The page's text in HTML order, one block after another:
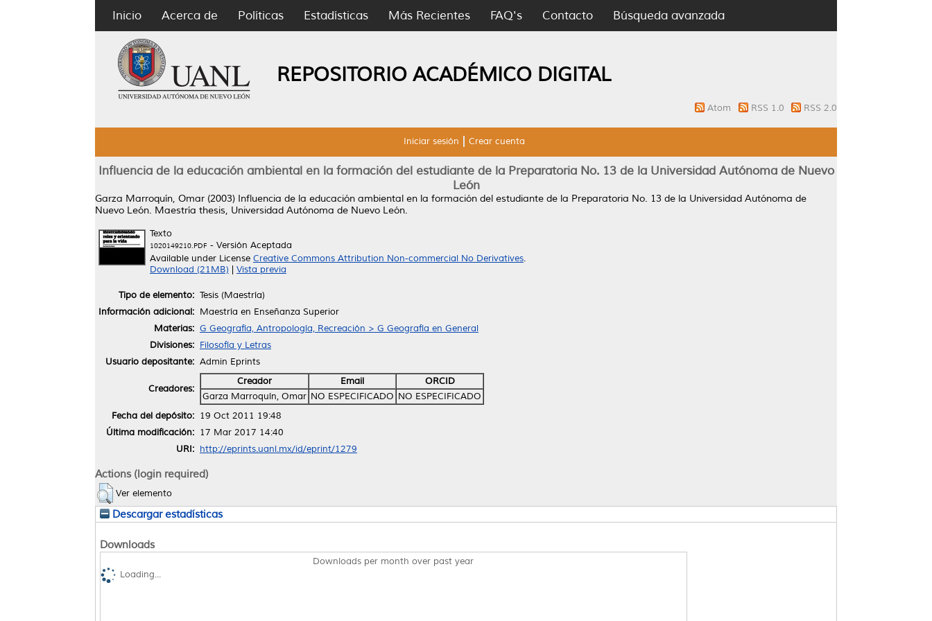
Inicio Acerca de Políticas Estadísticas Más Recientes FAQ's Contacto Búsqueda avanzada
REPOSITORIO ACADÉMICO DIGITAL
Atom RSS 1.0 RSS 2.0
Iniciar sesión Crear cuenta
Influencia de la educación ambiental en la formación del estudiante de la Preparatoria No. 13 de la Universidad Autónoma de Nuevo
León
Garza Marroquín, Omar (2003) Influencia de la educación ambiental en la formación del estudiante de la Preparatoria No. 13 de la Universidad Autónoma de
Nuevo León. Maestría thesis, Universidad Autónoma de Nuevo León.
Texto
1020149210.PDF - Versión Aceptada
Available under License Creative Commons Attribution Non-commercial No Derivatives.
Download (21MB)
Vista previa
Tipo de elemento: Tesis (Maestría)
Información adicional: Maestría en Enseñanza Superior
Materias: G Geografía, Antropología, Recreación > G Geografía en General
Divisiones: Filosofía y Letras
Usuario depositante: Admin Eprints
Creadores:
Creador Email
ORCID
Garza Marroquín, Omar NO ESPECIFICADO NO ESPECIFICADO
Fecha del depósito: 19 Oct 2011 19:48
Última modificación: 17 Mar 2017 14:40
URI: http://eprints.uanl.mx/id/eprint/1279
Actions (login required)
Ver elemento
Descargar estadísticas
Downloads
Downloads per month over past year
Loading...